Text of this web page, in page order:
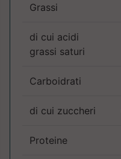
Grassi
di cui acidi
grassi saturi
Carboidrati
di cui zuccheri
Proteine